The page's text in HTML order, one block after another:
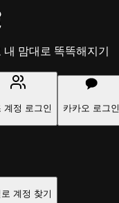
맘대로 똑똑해지기
계정 로그인
카카오 로그인
계정 찾기